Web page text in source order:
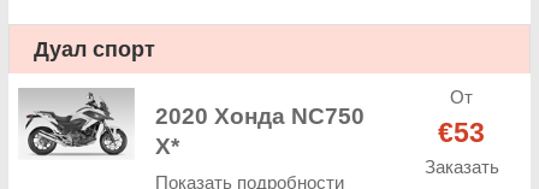
Дуал спорт
2020 Хонда NC750
X*
Показать подробности
От
€53
Заказать